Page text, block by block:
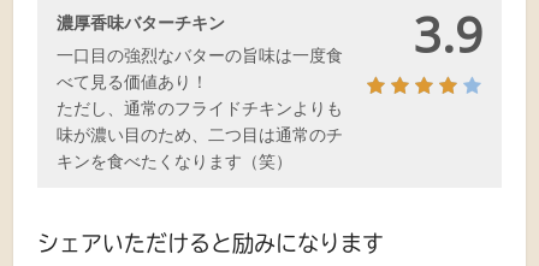
3.9
濃厚香味バターチキン
一口目の強烈なバターの旨味は一度食
べて見る価値あり！
ただし、通常のフライドチキンよりも
味が濃い目のため、二つ目は通常のチ
キンを食べたくなります（笑）
シェアいただけると励みになります